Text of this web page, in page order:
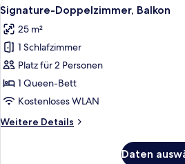
Gartenblick
Fotos
für
Signature-
Doppelzimmer,
Balkon
anzeigen
2
Signature-Doppelzimmer, Balkon
25 m²
1 Schlafzimmer
Platz für 2 Personen
1 Queen-Bett
Kostenloses WLAN
Weitere Details
Weitere
Daten